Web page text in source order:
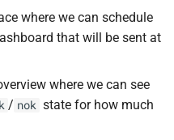
where we can schedule
that will be sent at
where we can see
/ nok state for how much